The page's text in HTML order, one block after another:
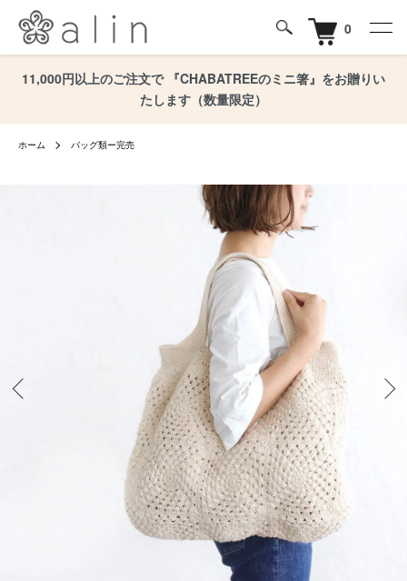
0
11,000円以上のご注文で 『CHABATREEのミニ箸』をお贈りい
たします（数量限定）
ホーム バッグ類ー完売